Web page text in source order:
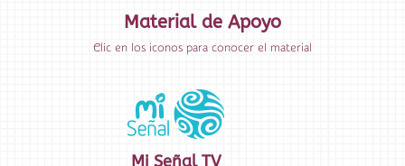
Material de Apoyo
Clic en los iconos para conocer el material
Mi Señal TV